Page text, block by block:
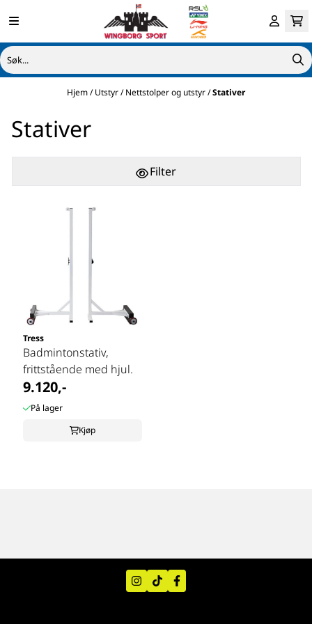
Hopp til innhold
Hjem/Utstyr/Nettstolper og utstyr/Stativer
Stativer
Filter
Tress
Badmintonstativ,
frittstående med hjul.
9.120,-
På lager
Kjøp